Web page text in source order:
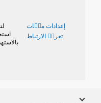
إعدادات ملٝات
تعريٝ الارتباط